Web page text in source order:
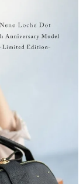
だんに使用。マ
ご好評いただい
シリーズは、見
セラーアイテ
おきく開くポケ
ペットボトルも